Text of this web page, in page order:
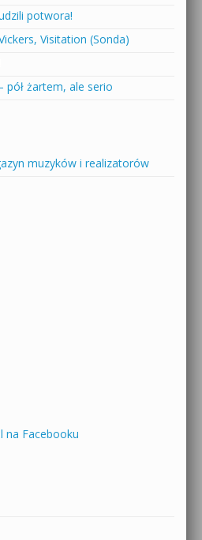
potwora!
Visitation (Sonda)
pół żartem, ale serio
muzyków i realizatorów
na Facebooku